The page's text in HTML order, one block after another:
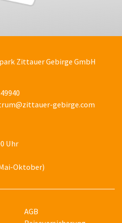
Zittauer Gebirge GmbH
gebirge.com
Uhr
Oktober)
AGB